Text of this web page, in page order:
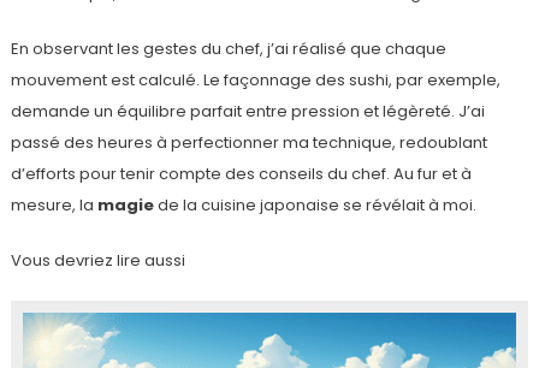
En observant les gestes du chef, j’ai réalisé que chaque
mouvement est calculé. Le façonnage des sushi, par exemple,
demande un équilibre parfait entre pression et légèreté. J’ai
passé des heures à perfectionner ma technique, redoublant
d’efforts pour tenir compte des conseils du chef. Au fur et à
mesure, la magiede la cuisine japonaise se révélait à moi.
Vous devriez lire aussi